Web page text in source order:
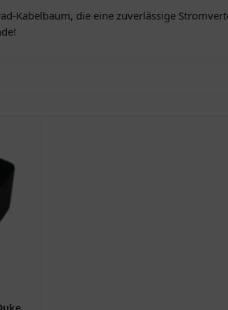
Kabelbaum, die eine zuverlässige